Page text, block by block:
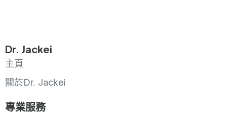
Dr. Jackei
主頁
關於Dr. Jackei
專業服務